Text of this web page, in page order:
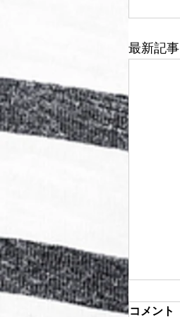
最新記事
コメント